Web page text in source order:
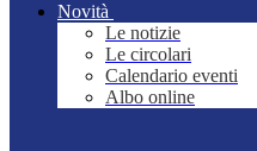
Novità
Le notizie
Le circolari
Calendario eventi
Albo online